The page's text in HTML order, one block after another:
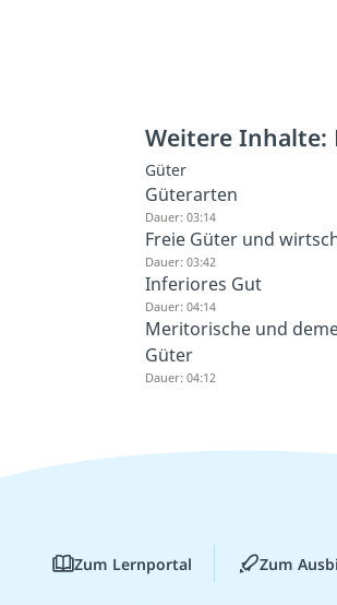
Weitere Inhalte:
Güter
Güterarten
Dauer: 03:14
Freie Güter und
Dauer: 03:42
Inferiores Gut
Dauer: 04:14
Meritorische und
Güter
Dauer: 04:12
Zum Lernportal Zum